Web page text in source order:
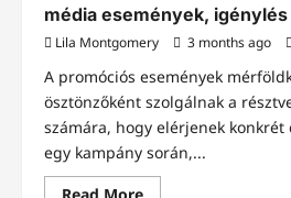
média események, igénylés
Lila Montgomery 3 months ago
A promóciós események
ösztönzőként szolgálnak a
számára, hogy elérjenek konkrét
egy kampány során,...
Read MoreRead